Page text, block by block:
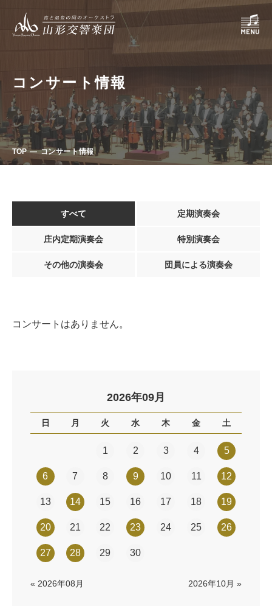
コンサート情報
TOP コンサート情報
すべて 定期演奏会
庄内定期演奏会 特別演奏会
その他の演奏会 団員による演奏会
コンサートはありません。
2026年09月
日 月 火 水 木 金 土
1 2 3 4 5
6 7 8 9 10 11 12
13 14 15 16 17 18 19
20 21 22 23 24 25 26
27 28 29 30
« 2026年08月 2026年10月 »